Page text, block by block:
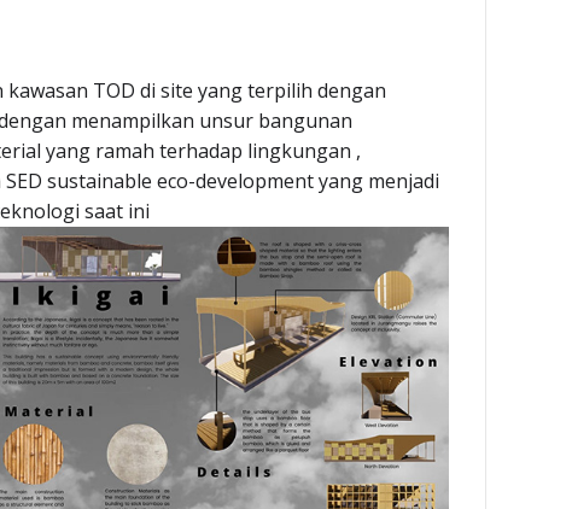
TOD di site yang terpilih dengan
menampilkan unsur bangunan
yang ramah terhadap lingkungan ,
sustainable eco-development yang menjadi
saat ini